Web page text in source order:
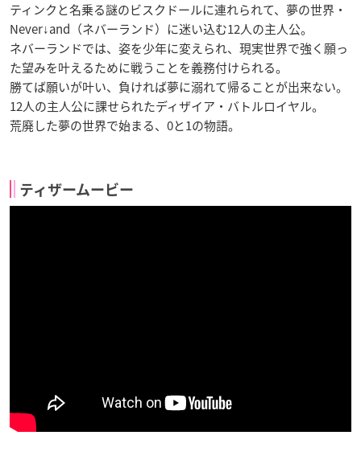
ティンクと名乗る謎のビスクドールに連れられて、夢の世界・
Never↓and（ネバーランド）に迷い込む12人の主人公。
ネバーランドでは、姿を少年に変えられ、現実世界で強く願っ
た望みを叶えるために戦うことを義務付けられる。
勝てば願いが叶い、負ければ夢に溺れて帰ることが出来ない。
12人の主人公に課せられたディザイア・ バトルロイヤル。
荒廃した夢の世界で始まる、0と1の物語。
ティザームービー